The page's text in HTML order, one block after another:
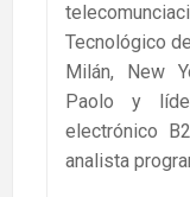
Tecnológico
Milán, New
Paolo y
electrónico
analista